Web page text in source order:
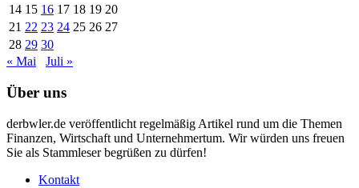
14 15 16 17 18 19 20
21 22 23 24 25 26 27
28 29 30
« Mai
Juli »
Über uns
derbwler.de veröffentlicht regelmäßig Artikel rund um die Themen
Finanzen, Wirtschaft und Unternehmertum. Wir würden uns freuen
Sie als Stammleser begrüßen zu dürfen!
Kontakt